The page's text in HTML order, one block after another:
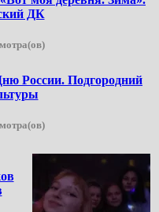
ДК
России. Подгородний